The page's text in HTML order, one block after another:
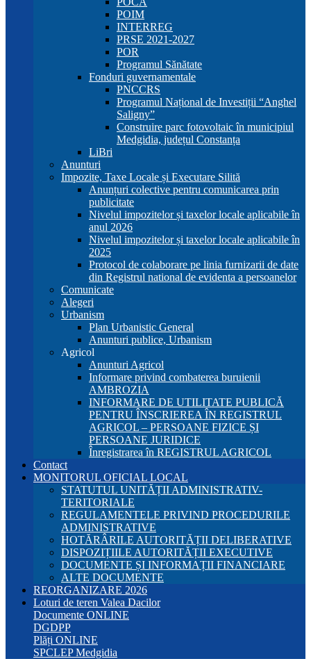
POIM
INTERREG
PRSE 2021-2027
POR
Programul Sănătate
Fonduri guvernamentale
PNCCRS
Programul Național de Investiții “Anghel
Saligny”
Construire parc fotovoltaic în municipiul
Medgidia, județul Constanța
LiBri
Anunturi
Impozite, Taxe Locale și Executare Silită
Anunțuri colective pentru comunicarea prin
publicitate
Nivelul impozitelor și taxelor locale aplicabile în
anul 2026
Nivelul impozitelor și taxelor locale aplicabile în
2025
Protocol de colaborare pe linia furnizarii de date
din Registrul national de evidenta a persoanelor
Comunicate
Alegeri
Urbanism
Plan Urbanistic General
Anunturi publice, Urbanism
Agricol
Anunturi Agricol
Informare privind combaterea buruienii
AMBROZIA
INFORMARE DE UTILITATE PUBLICĂ
PENTRU ÎNSCRIEREA ÎN REGISTRUL
AGRICOL – PERSOANE FIZICE ȘI
PERSOANE JURIDICE
Înregistrarea în REGISTRUL AGRICOL
Contact
MONITORUL OFICIAL LOCAL
STATUTUL UNITĂȚII ADMINISTRATIV-
TERITORIALE
REGULAMENTELE PRIVIND PROCEDURILE
ADMINISTRATIVE
HOTĂRÂRILE AUTORITĂȚII DELIBERATIVE
DISPOZIȚIILE AUTORITĂȚII EXECUTIVE
DOCUMENTE ȘI INFORMAȚII FINANCIARE
ALTE DOCUMENTE
REORGANIZARE 2026
Loturi de teren Valea Dacilor
Documente ONLINE
DGDPP
Plăți ONLINE
SPCLEP Medgidia